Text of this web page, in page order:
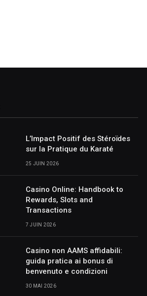
L’Impact Positif des Stéroïdes
sur la Pratique du Karaté
25 JUIN 2026
Casino Online: Handbook to
Rewards, Slots and
Transactions
7 JUIN 2026
Casino non AAMS affidabili:
guida pratica ai bonus di
benvenuto e condizioni
30 MAI 2026